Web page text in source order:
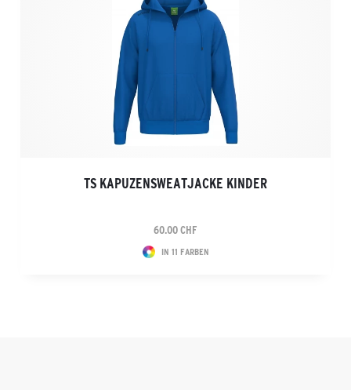
TS KAPUZENSWEATJACKE KINDER
60.00 CHF
IN 11 FARBEN